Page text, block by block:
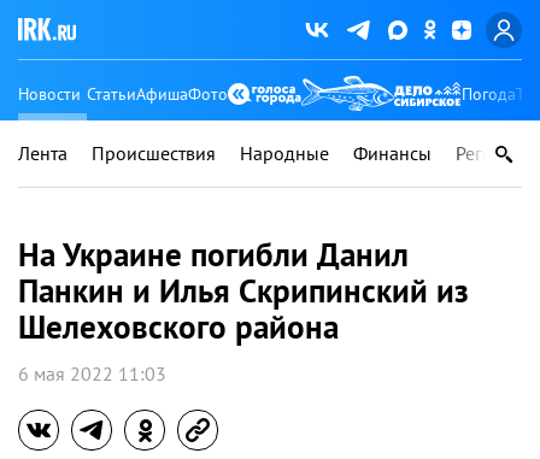
Новости СтатьиАфишаФото Погода
Лента Происшествия Народные Финансы Регионы
На Украине погибли Данил
Панкин и Илья Скрипинский из
Шелеховского района
6 мая 2022 11:03